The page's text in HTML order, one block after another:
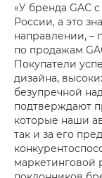
«У бренда GAC
России, а это
направлении, –
по продажам
Покупатели
дизайна,
безупречной
подтверждают
которые наши
так и за его
маркетинговой